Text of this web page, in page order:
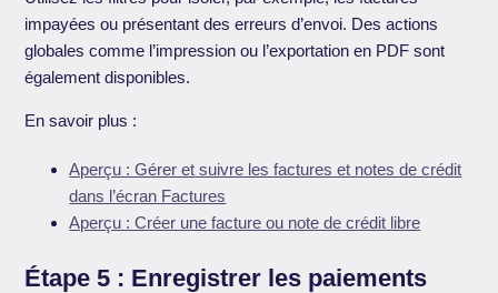
impayées ou présentant des erreurs d’envoi. Des actions
globales comme l’impression ou l’exportation en PDF sont
également disponibles.
En savoir plus :
Aperçu : Gérer et suivre les factures et notes de crédit
dans l’écran Factures
Aperçu : Créer une facture ou note de crédit libre
Étape 5 : Enregistrer les paiements